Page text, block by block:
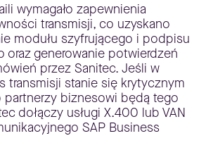
wymagało zapewnienia
transmisji, co uzyskano
modułu szyfrującego i podpisu
oraz generowanie potwierdzeń
przez Sanitec. Jeśli w
transmisji stanie się krytycznym
partnerzy biznesowi będą tego
dołączy usługi X.400 lub VAN
SAP Business